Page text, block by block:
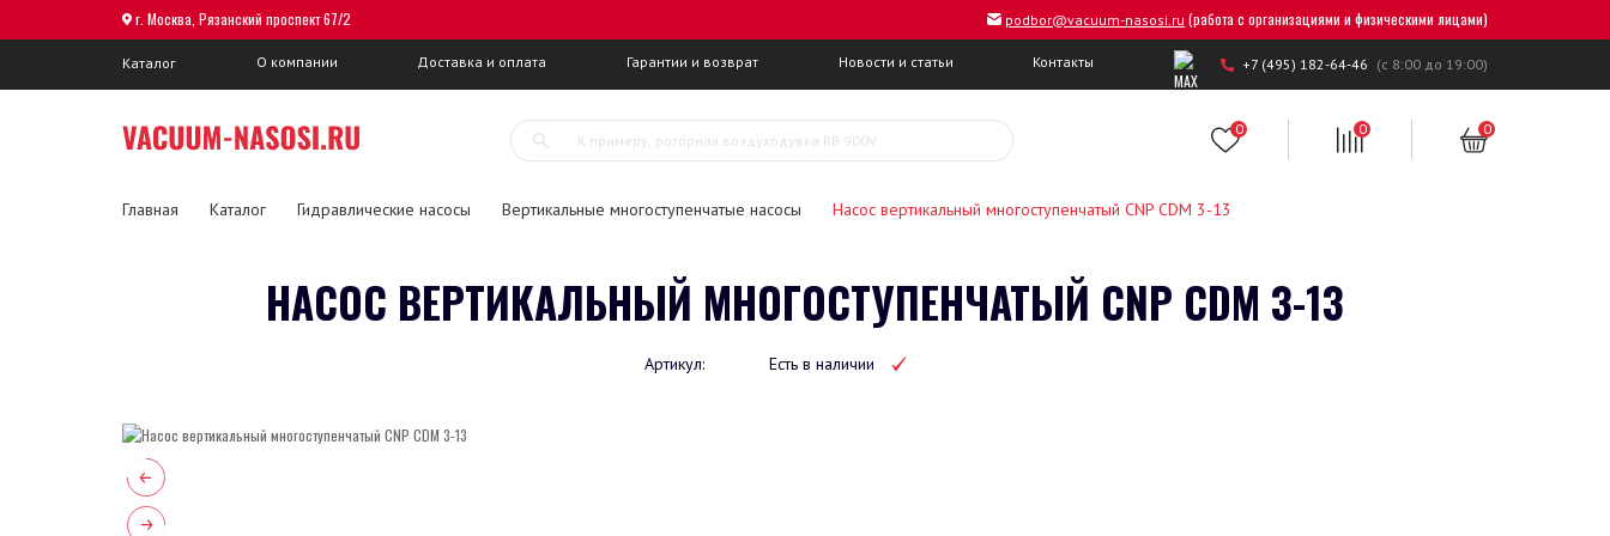
г. Москва, Рязанский проспект 67/2 podbor@vacuum-nasosi.ru (работа с организациями и физическими лицами)
Каталог О компании Доставка и оплата Гарантии и возврат Новости и статьи Контакты +7 (495) 182-64-46 (с 8:00 до 19:00)
0 0 0
Главная Каталог Гидравлические насосы Вертикальные многоступенчатые насосы Насос вертикальный многоступенчатый CNP CDM 3-13
НАСОС ВЕРТИКАЛЬНЫЙ МНОГОСТУПЕНЧАТЫЙ CNP CDM 3-13
Артикул: Есть в наличии